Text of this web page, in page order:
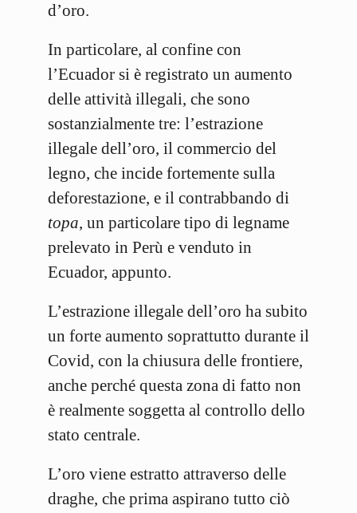
d’oro.
In particolare, al confine con
l’Ecuador si è registrato un aumento
delle attività illegali, che sono
sostanzialmente tre: l’estrazione
illegale dell’oro, il commercio del
legno, che incide fortemente sulla
deforestazione, e il contrabbando di
topa, un particolare tipo di legname
prelevato in Perù e venduto in
Ecuador, appunto.
L’estrazione illegale dell’oro ha subito
un forte aumento soprattutto durante il
Covid, con la chiusura delle frontiere,
anche perché questa zona di fatto non
è realmente soggetta al controllo dello
stato centrale.
L’oro viene estratto attraverso delle
draghe, che prima aspirano tutto ciò